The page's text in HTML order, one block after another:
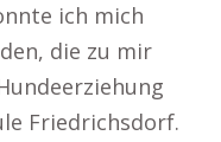
ich mich
die zu mir
Friedrichsdorf.